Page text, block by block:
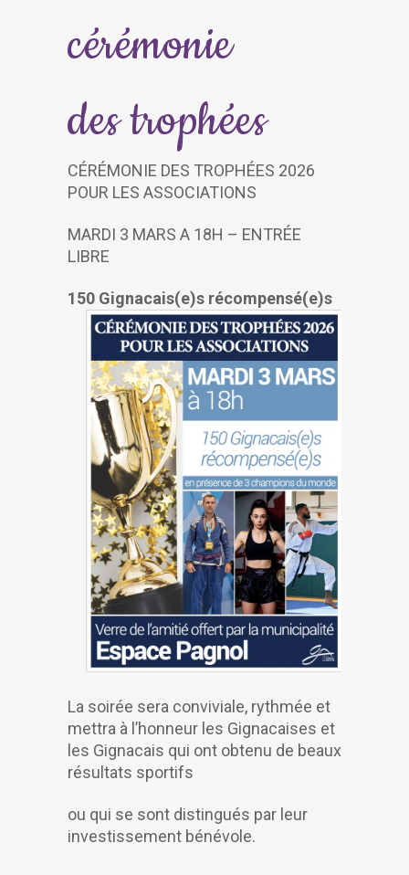
cérémonie
des trophées
CÉRÉMONIE DES TROPHÉES 2026
POUR LES ASSOCIATIONS
MARDI 3 MARS A 18H – ENTRÉE
LIBRE
150 Gignacais(e)s récompensé(e)s
La soirée sera conviviale, rythmée et
mettra à l’honneur les Gignacaises et
les Gignacais qui ont obtenu de beaux
résultats sportifs
ou qui se sont distingués par leur
investissement bénévole.